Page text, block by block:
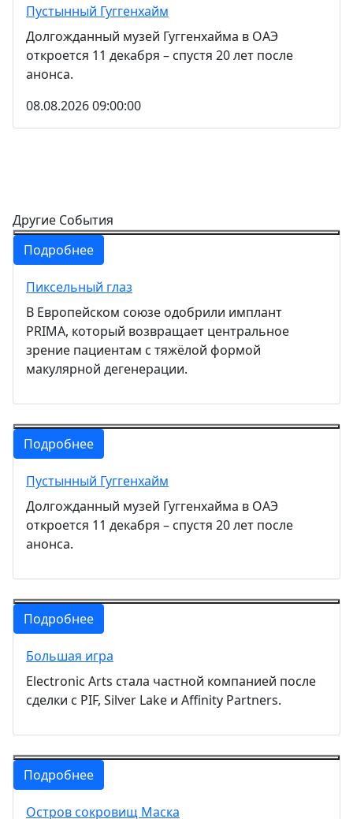
Пустынный Гуггенхайм
Долгожданный музей Гуггенхайма в ОАЭ
откроется 11 декабря – спустя 20 лет после
анонса.
08.08.2026 09:00:00
Другие События
Подробнее
Пиксельный глаз
В Европейском союзе одобрили имплант
PRIMA, который возвращает центральное
зрение пациентам с тяжёлой формой
макулярной дегенерации.
Подробнее
Пустынный Гуггенхайм
Долгожданный музей Гуггенхайма в ОАЭ
откроется 11 декабря – спустя 20 лет после
анонса.
Подробнее
Большая игра
Electronic Arts стала частной компанией после
сделки с PIF, Silver Lake и Affinity Partners.
Подробнее
Остров сокровищ Маска